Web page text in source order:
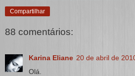
Compartilhar
88 comentários:
Karina Eliane 20 de abril de
Olá.